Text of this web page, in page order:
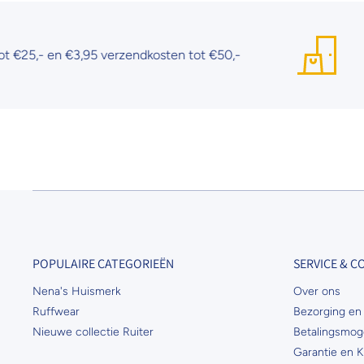
en €3,95 verzendkosten tot €50,-
POPULAIRE CATEGORIEËN
Nena's Huismerk
Ruffwear
Nieuwe collectie Ruiter
SERVICE &
Over ons
Bezorging
Garantie en